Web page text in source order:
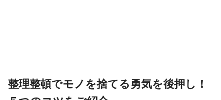
整理整頓でモノを捨てる勇気を後押し！